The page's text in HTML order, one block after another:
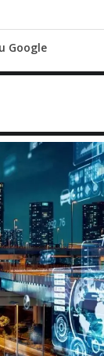
Google